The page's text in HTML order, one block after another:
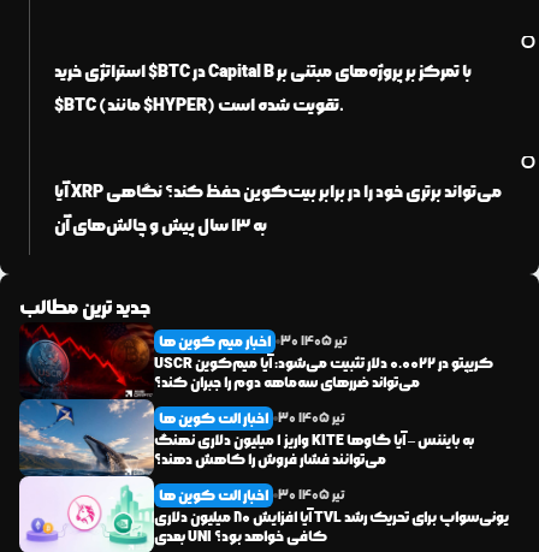
استراتژی خرید $BTC در Capital B با تمرکز بر پروژه‌های مبتنی بر
$BTC (مانند $HYPER) تقویت شده است.
آیا XRP می‌تواند برتری خود را در برابر بیت‌کوین حفظ کند؟ نگاهی
به ۱۳ سال پیش و چالش‌های آن
جدید ترین مطالب
اخبار میم کوین ها 30 تیر1405
USCR کریپتو در ۰.۰۰۲۲ دلار تثبیت می‌شود: آیا میم‌کوین
می‌تواند ضررهای سه‌ماهه دوم را جبران کند؟
اخبار الت کوین ها 30 تیر1405
واریز ۱ میلیون دلاری نهنگ KITE به بایننس – آیا گاوها
می‌توانند فشار فروش را کاهش دهند؟
اخبار الت کوین ها 30 تیر1405
آیا افزایش ۸۰ میلیون دلاری TVL یونی‌سواپ برای تحریک رشد
بعدی UNI کافی خواهد بود؟